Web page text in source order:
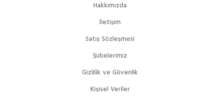
Hakkımızda
İletişim
Satış Sözleşmesi
Şubelerimiz
Gizlilik ve Güvenlik
Kişisel Veriler